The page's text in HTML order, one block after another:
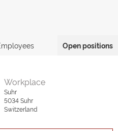
Open positions
Workplace
Suhr
5034Suhr
Switzerland